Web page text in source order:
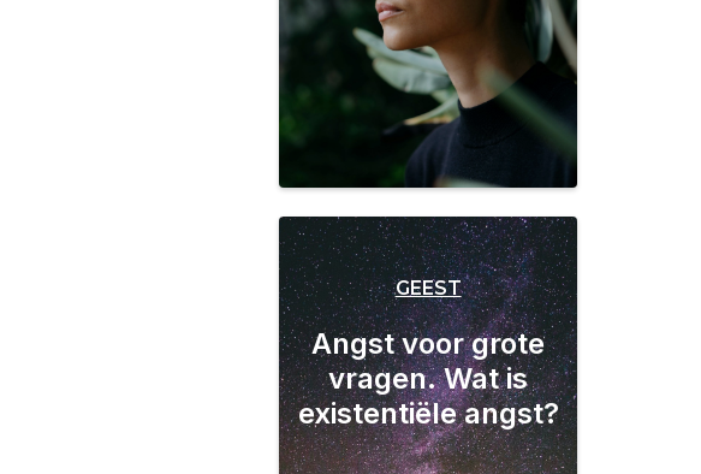
GEEST
Angst voor grote
vragen. Wat is
existentiële angst?